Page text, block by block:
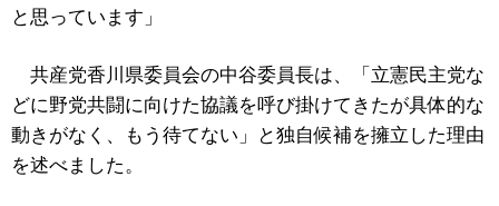
と思っています」
共産党香川県委員会の中谷委員長は、「立憲民主党な
どに野党共闘に向けた協議を呼び掛けてきたが具体的な
動きがなく、もう待てない」と独自候補を擁立した理由
を述べました。